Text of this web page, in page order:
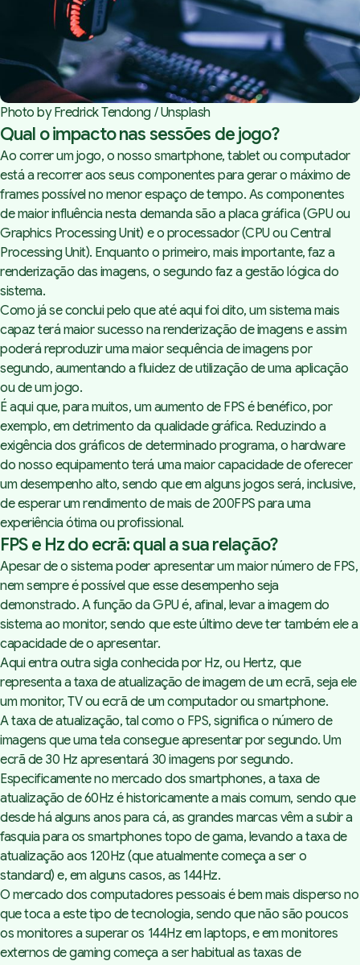
Photo by Fredrick Tendong / Unsplash
Qual o impacto nas sessões de jogo?
Ao correr um jogo, o nosso smartphone, tablet ou computador
está a recorrer aos seus componentes para gerar o máximo de
frames possível no menor espaço de tempo. As componentes
de maior influência nesta demanda são a placa gráfica (GPU ou
Graphics Processing Unit) e o processador (CPU ouCentral
Processing Unit). Enquanto o primeiro, mais importante, faz a
renderização das imagens, o segundo faz a gestão lógica do
sistema.
Como já se conclui pelo que até aqui foi dito, um sistema mais
capaz terá maior sucesso na renderização de imagens e assim
poderá reproduzir uma maior sequência de imagens por
segundo, aumentando a fluidez de utilização de uma aplicação
ou de um jogo.
É aqui que, para muitos, um aumento de FPS é benéfico, por
exemplo, em detrimento da qualidade gráfica. Reduzindo a
exigência dos gráficos de determinado programa, o hardware
do nosso equipamento terá uma maior capacidade de oferecer
um desempenho alto, sendo que em alguns jogos será, inclusive,
de esperar um rendimento de mais de 200FPS para uma
experiência ótima ou profissional.
FPS e Hz do ecrã: qual a sua relação?
Apesar de o sistema poder apresentar um maior número de FPS,
nem sempre é possível que esse desempenho seja
demonstrado. A função da GPU é, afinal, levar a imagem do
sistema ao monitor, sendo que este último deve ter também ele a
capacidade de o apresentar.
Aqui entra outra sigla conhecida por Hz, ou Hertz, que
representa a taxa de atualização de imagem de um ecrã, seja ele
um monitor, TV ou ecrã de um computador ou smartphone.
A taxa de atualização, tal como o FPS, significa o número de
imagens que uma tela consegue apresentar por segundo. Um
ecrã de 30 Hz apresentará 30 imagens por segundo.
Especificamente no mercado dos smartphones, a taxa de
atualização de 60Hz é historicamente a mais comum, sendo que
desde há alguns anos para cá, as grandes marcas vêm a subir a
fasquia para os smartphones topo de gama, levando a taxa de
atualização aos 120Hz (que atualmente começa a ser o
standard) e, em alguns casos, as 144Hz.
O mercado dos computadores pessoais é bem mais disperso no
que toca a este tipo de tecnologia, sendo que não são poucos
os monitores a superar os 144Hz em laptops, e em monitores
externos de gaming começa a ser habitual as taxas de